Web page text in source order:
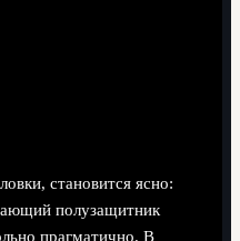
становится ясно:
полузащитник
прагматично. В